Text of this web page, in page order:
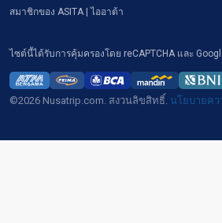
สมาชิกของ ASITA | ไออาต้า
ไซต์นี้ได้รับการคุ้มครองโดย reCAPTCHA และ
©2026 Nusatrip.com. สงวนลิขสิทธิ์. นโยบายคว